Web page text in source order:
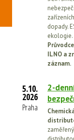
dopady.
ekologie.
ILNO a
záznam.
5.10.
2026
Praha
2-